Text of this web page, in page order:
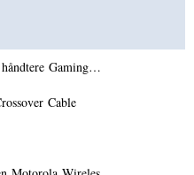
Gaming…
Cable